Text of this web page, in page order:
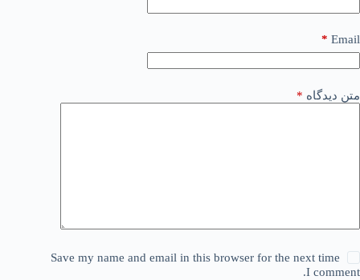
Email
*
متن دیدگاه *
Save my name and email in this browser for the next time
I comment.